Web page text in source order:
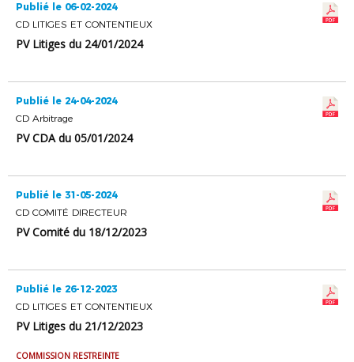
Publié le 06-02-2024
CD LITIGES ET CONTENTIEUX
PV Litiges du 24/01/2024
Publié le 24-04-2024
CD Arbitrage
PV CDA du 05/01/2024
Publié le 31-05-2024
CD COMITÉ DIRECTEUR
PV Comité du 18/12/2023
Publié le 26-12-2023
CD LITIGES ET CONTENTIEUX
PV Litiges du 21/12/2023
COMMISSION RESTREINTE